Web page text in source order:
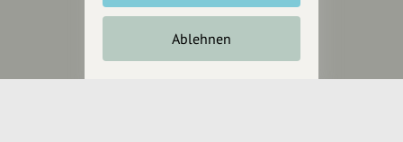
Spendenquittung ausstellen.
Ablehnen